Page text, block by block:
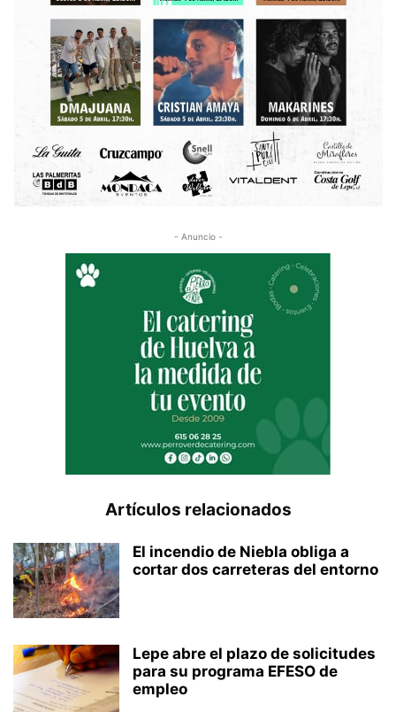
- Anuncio -
Artículos relacionados
El incendio de Niebla obliga a
cortar dos carreteras del entorno
Lepe abre el plazo de solicitudes
para su programa EFESO de
empleo